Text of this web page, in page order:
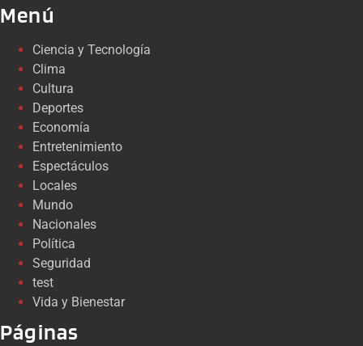
Menú
Ciencia y Tecnología
Clima
Cultura
Deportes
Economía
Entretenimiento
Espectáculos
Locales
Mundo
Nacionales
Política
Seguridad
test
Vida y Bienestar
Páginas